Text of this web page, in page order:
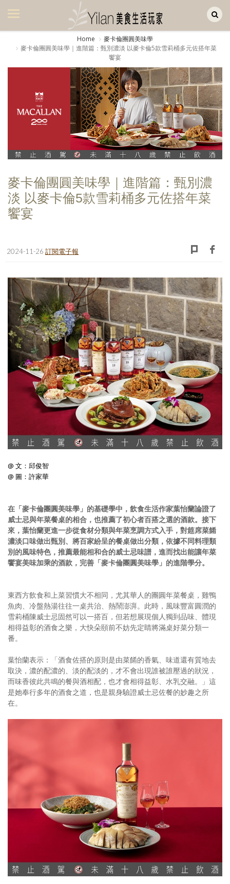
美食集
美飲集
旅遊集
旅遊美食集
書房集
日記簿
餐桌週記
享樂隨手拍
創意出版服務
歷史區
關於Yilan
個人著作
活動實況記錄
媒體報導一覽
合作與代言
Home
麥卡倫團圓美味學
麥卡倫團圓美味學｜進階篇：甄別濃淡 以麥卡倫5款雪莉桶多元佐搭年菜
饗宴
麥卡倫團圓美味學｜進階篇：甄別濃
淡 以麥卡倫5款雪莉桶多元佐搭年菜
饗宴
2024-11-26 訂閱電子報
@ 文：邱俊智
@ 圖：許家華
在「麥卡倫團圓美味學」的基礎學中，飲食生活作家葉怡蘭論證了
威士忌與年菜餐桌的相合，也推薦了初心者百搭之選的酒款。接下
來，葉怡蘭更進一步從食材分類與年菜烹調方式入手，對筵席菜餚
濃淡口味做出甄別、將百家紛呈的餐桌做出分類，依據不同料理類
別的風味特色，推薦最能相和合的威士忌味譜，進而找出能讓年菜
饗宴美味加乘的酒款，完善「麥卡倫團圓美味學」的進階學分。
東西方飲食和上菜習慣大不相同，尤其華人的團圓年菜餐桌，雞鴨
魚肉、冷盤熱湯往往一桌共治、熱鬧澎湃。此時，風味豐富圓潤的
雪莉桶陳威士忌固然可以一搭百，但若想展現個人獨到品味、體現
相得益彰的酒食之樂，大快朵頤前不妨先定睛將滿桌好菜分類一
番。
葉怡蘭表示：「酒食佐搭的原則是由菜餚的香氣、味道還有質地去
取決，濃的配濃的、淡的配淡的，才不會出現誰被誰壓過的狀況，
而味香彼此共鳴的餐與酒相配，也才會相得益彰、水乳交融。」這
是她奉行多年的酒食之道，也是親身驗證威士忌佐餐的妙趣之所
在。